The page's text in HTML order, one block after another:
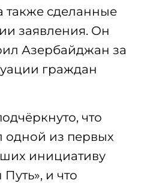
также сделанные
заявления. Он
Азербайджан за
граждан
что
из первых
инициативу
и что